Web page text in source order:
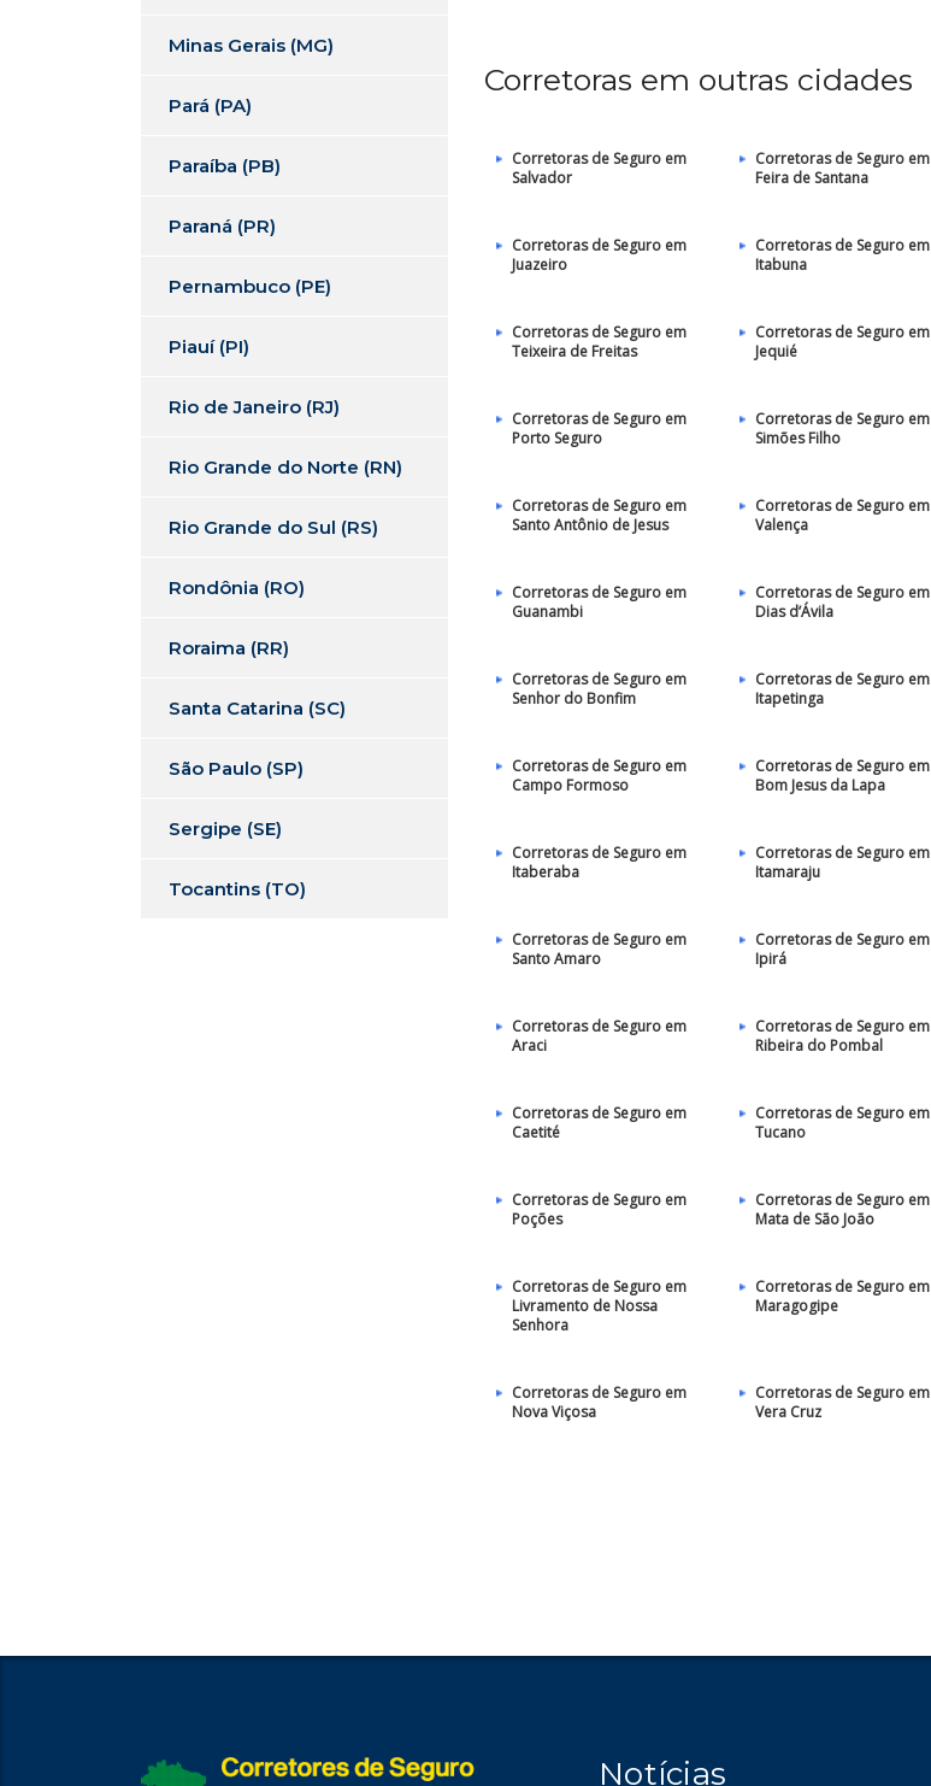
Corretoras em outras cidades
Corretoras de Seguro em
Salvador
Corretoras de Seguro em
Feira de Santana
Corretoras de Seguro em
Juazeiro
Corretoras de Seguro em
Itabuna
Corretoras de Seguro em
Teixeira de Freitas
Corretoras de Seguro em
Jequié
Corretoras de Seguro em
Porto Seguro
Corretoras de Seguro em
Simões Filho
Corretoras de Seguro em
Santo Antônio de Jesus
Corretoras de Seguro em
Valença
Corretoras de Seguro em
Guanambi
Corretoras de Seguro em
Dias d’Ávila
Corretoras de Seguro em
Senhor do Bonfim
Corretoras de Seguro em
Itapetinga
Corretoras de Seguro em
Campo Formoso
Corretoras de Seguro em
Bom Jesus da Lapa
Corretoras de Seguro em
Itaberaba
Corretoras de Seguro em
Itamaraju
Corretoras de Seguro em
Santo Amaro
Corretoras de Seguro em
Ipirá
Corretoras de Seguro em
Araci
Corretoras de Seguro em
Ribeira do Pombal
Corretoras de Seguro em
Caetité
Corretoras de Seguro em
Tucano
Corretoras de Seguro em
Poções
Corretoras de Seguro em
Mata de São João
Corretoras de Seguro em
Livramento de Nossa
Senhora
Corretoras de Seguro em
Maragogipe
Corretoras de Seguro em
Nova Viçosa
Corretoras de Seguro em
Vera Cruz
Minas Gerais (MG)
Pará (PA)
Paraíba (PB)
Paraná (PR)
Pernambuco (PE)
Piauí (PI)
Rio de Janeiro (RJ)
Rio Grande do Norte (RN)
Rio Grande do Sul (RS)
Rondônia (RO)
Roraima (RR)
Santa Catarina (SC)
São Paulo (SP)
Sergipe (SE)
Tocantins (TO)
Notícias